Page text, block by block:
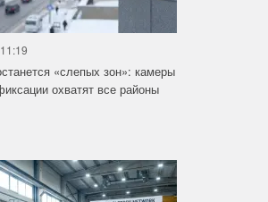
«слепых зон»: камеры
охватят все районы